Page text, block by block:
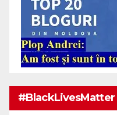
#BlackLivesMatter